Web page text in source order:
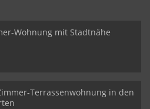
Wohnung mit Stadtnähe
Terrassenwohnung in den